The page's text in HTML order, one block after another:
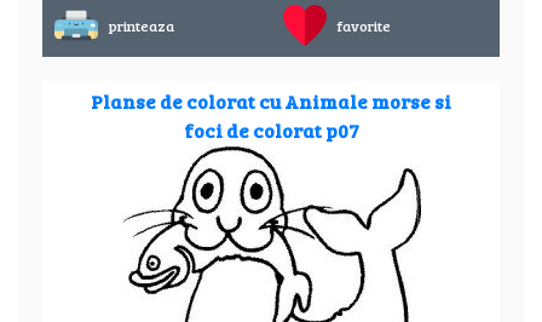
printeaza favorite
Planse de colorat cu Animale morse si
foci de colorat p07